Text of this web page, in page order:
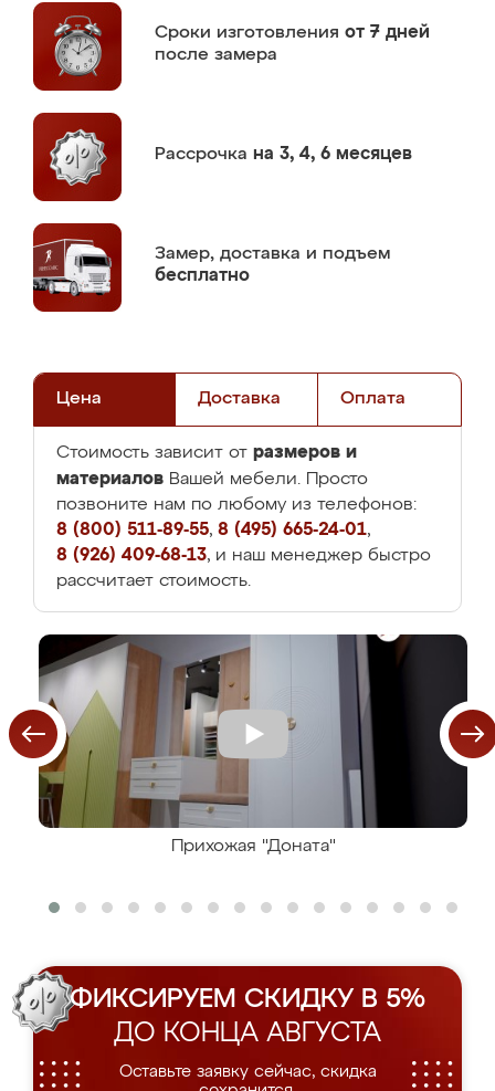
Сроки изготовления от 7 дней
после замера
Рассрочка на 3, 4, 6 месяцев
Замер, доставка и подъем
бесплатно
Цена Доставка Оплата
Стоимость зависит от размеров и
материалов Вашей мебели. Просто
позвоните нам по любому из телефонов:
8 (800) 511-89-55, 8 (495) 665-24-01,
8 (926) 409-68-13, и наш менеджер быстро
рассчитает стоимость.
Прихожая "Доната"
ФИКСИРУЕМ СКИДКУ В 5%
ДО КОНЦА АВГУСТА
Оставьте заявку сейчас, скидка